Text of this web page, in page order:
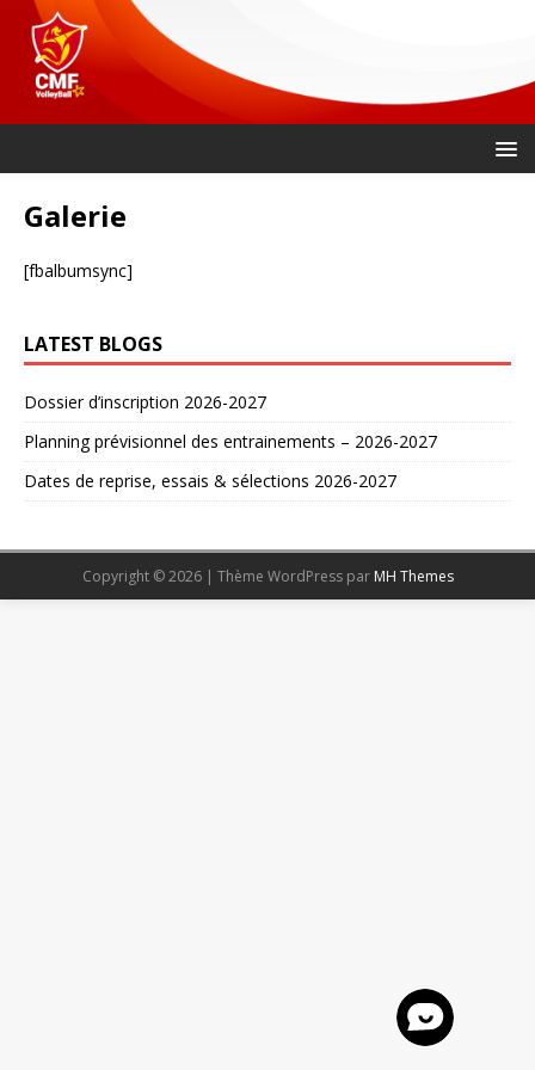
Galerie
[fbalbumsync]
LATEST BLOGS
Dossier d’inscription 2026-2027
Planning prévisionnel des entrainements – 2026-2027
Dates de reprise, essais & sélections 2026-2027
Copyright © 2026 | Thème WordPress par MH Themes